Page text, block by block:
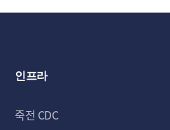
인프라
죽전 CDC